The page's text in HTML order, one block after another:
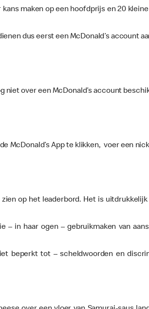
maken op een hoofdprijs en 20
dus eerst een McDonald’s account
niet over een McDonald’s account
McDonald’s App te klikken, voer een
op het leaderbord. Het is
– in haar ogen – gebruikmaken van
beperkt tot – scheldwoorden en